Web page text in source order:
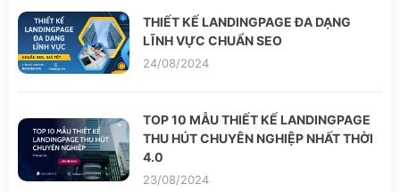
THIẾT KẾ LANDINGPAGE ĐA DẠNG
LĨNH VỰC CHUẨN SEO
24/08/2024
TOP 10 MẪU THIẾT KẾ LANDINGPAGE
THU HÚT CHUYÊN NGHIỆP NHẤT THỜI
4.0
23/08/2024